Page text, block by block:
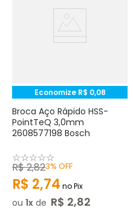
Economize R$ 0,08
Broca Aço Rápido HSS-
PointTeQ 3,0mm
2608577198 Bosch
☆☆☆☆☆
R$2,823% OFF
R$ 2,74 no Pix
ou 1 de R$ 2,82